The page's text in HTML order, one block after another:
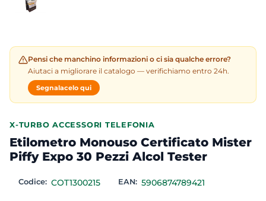
Pensi che manchino informazioni o ci sia qualche errore?
Aiutaci a migliorare il catalogo — verifichiamo entro 24h.
Segnalacelo qui
X-TURBO ACCESSORI TELEFONIA
Etilometro Monouso Certificato Mister
Piffy Expo 30 Pezzi Alcol Tester
Codice: COT1300215 EAN: 5906874789421